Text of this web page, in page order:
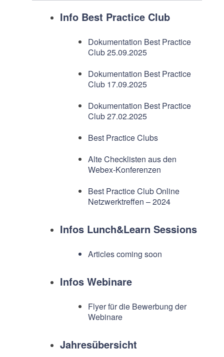
Info Best Practice Club
Dokumentation Best Practice
Club 25.09.2025
Dokumentation Best Practice
Club 17.09.2025
Dokumentation Best Practice
Club 27.02.2025
Best Practice Clubs
Alte Checklisten aus den
Webex-Konferenzen
Best Practice Club Online
Netzwerktreffen – 2024
Infos Lunch&Learn Sessions
Articles coming soon
Infos Webinare
Flyer für die Bewerbung der
Webinare
Jahresübersicht